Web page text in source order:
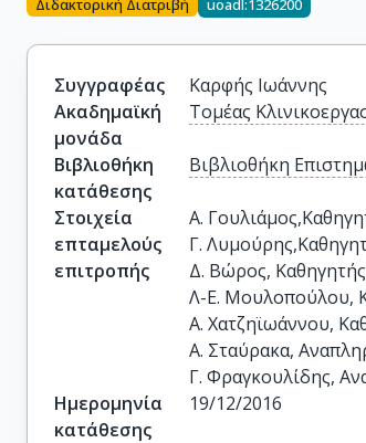
Συγγραφέας
Καρφής Ιωάννης
Ακαδημαϊκή
μονάδα
Τομέας
Βιβλιοθήκη
κατάθεσης
Βιβλιοθήκη
Στοιχεία
επταμελούς
επιτροπής
Α.
Γ.
Δ. Βώρος,
Λ-Ε. Μουλοπούλου,
Α. Χατζηϊωάννου,
Α. Σταύρακα,
Γ. Φραγκουλίδης,
Ημερομηνία
κατάθεσης
19/12/2016